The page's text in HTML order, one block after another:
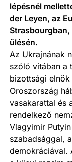
lépésnél
der Leyen, az
Strasbourgban,
ülésén.
Az Ukrajnának
szóló vitában a
bizottsági
Oroszország
vasakarattal és
rendelkező
Vlagyimir
szabadsággal,
demokráciával.